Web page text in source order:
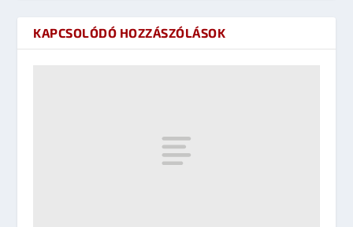
KAPCSOLÓDÓ HOZZÁSZÓLÁSOK